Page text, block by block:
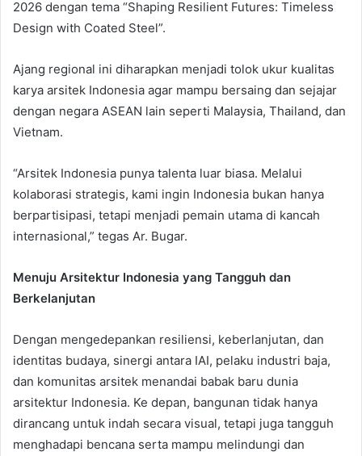
2026 dengan tema “Shaping Resilient Futures: Timeless
Design with Coated Steel”.
Ajang regional ini diharapkan menjadi tolok ukur kualitas
karya arsitek Indonesia agar mampu bersaing dan sejajar
dengan negara ASEAN lain seperti Malaysia, Thailand, dan
Vietnam.
“Arsitek Indonesia punya talenta luar biasa. Melalui
kolaborasi strategis, kami ingin Indonesia bukan hanya
berpartisipasi, tetapi menjadi pemain utama di kancah
internasional,” tegas Ar. Bugar.
Menuju Arsitektur Indonesia yang Tangguh dan
Berkelanjutan
Dengan mengedepankan resiliensi, keberlanjutan, dan
identitas budaya, sinergi antara IAI, pelaku industri baja,
dan komunitas arsitek menandai babak baru dunia
arsitektur Indonesia. Ke depan, bangunan tidak hanya
dirancang untuk indah secara visual, tetapi juga tangguh
menghadapi bencana serta mampu melindungi dan